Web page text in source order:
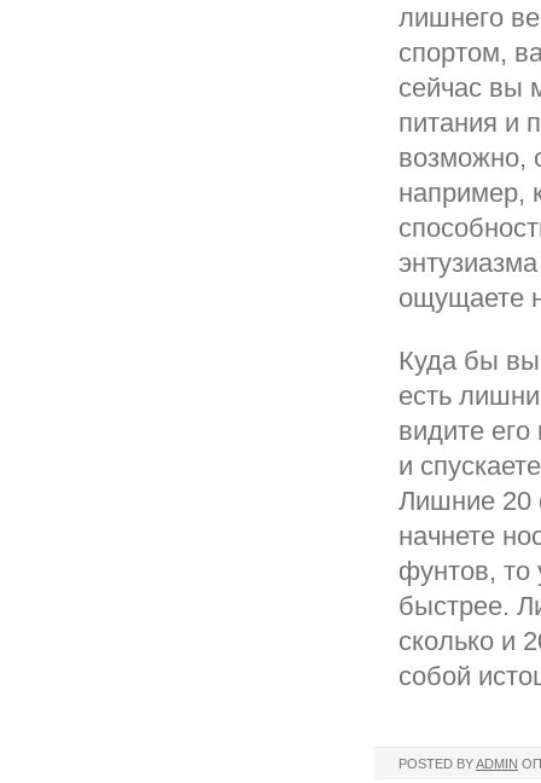
лишнего
спортом,
сейчас вы
питания и
возможно,
например,
ощущаете
Куда бы
есть
видите его
и
Лишние 20
начнете
фунтов, то
быстрее.
сколько и
собой
POSTED BYADMIN